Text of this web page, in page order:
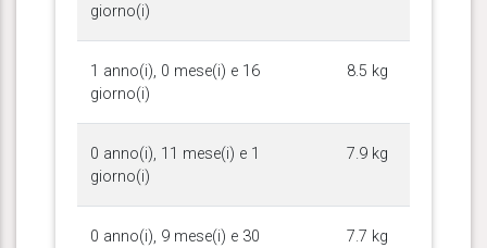
giorno(i)
1 anno(i), 0 mese(i) e 16
giorno(i)
8.5 kg
0 anno(i), 11 mese(i) e 1
giorno(i)
7.9 kg
0 anno(i), 9 mese(i) e 30
7.7 kg